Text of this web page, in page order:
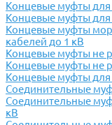
Концевые муфты
Концевые муфты
Концевые муфты
кабелей до 1 кВ
Концевые муфты не
Концевые муфты не
Концевые муфты для
Соединительные
Соединительные
кВ